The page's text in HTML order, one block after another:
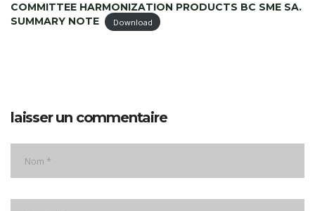
COMMITTEE HARMONIZATION PRODUCTS BC SME SA.
SUMMARY NOTE
Download
laisser un commentaire